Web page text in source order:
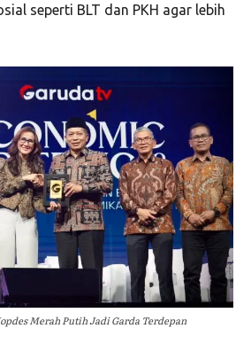
seperti BLT dan PKH agar lebih
Merah Putih Jadi Garda Terdepan